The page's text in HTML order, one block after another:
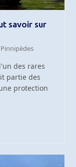
savoir sur
Pinnipèdes
des rares
partie des
protection